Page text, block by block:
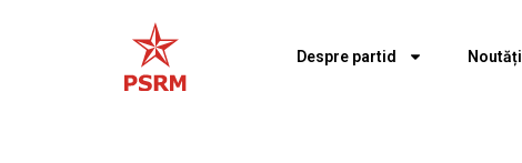
Despre partid Noutăți